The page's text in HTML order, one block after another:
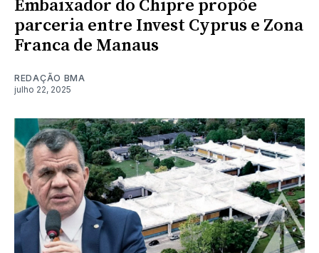
Embaixador do Chipre propõe
parceria entre Invest Cyprus e Zona
Franca de Manaus
REDAÇÃO BMA
julho 22, 2025